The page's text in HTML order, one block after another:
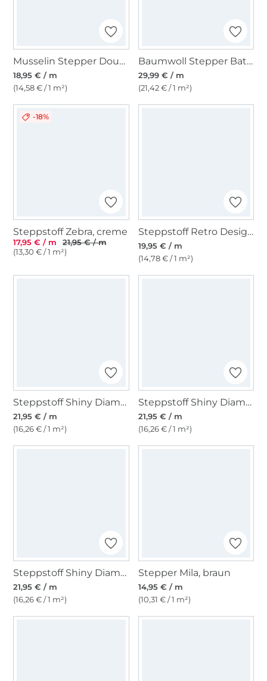
Musselin Stepper Doubleface Wildside Flowers, pink
18,95 € / m
(14,58 € / 1 m²)
Baumwoll Stepper Batik Denim Fibre Mood, blau
29,99 € / m
(21,42 € / 1 m²)
-18%
Steppstoff Zebra, creme
17,95 € / m
21,95 € / m
(13,30 € / 1 m²)
Steppstoff Retro Design, vanille
19,95 € / m
(14,78 € / 1 m²)
Steppstoff Shiny Diamonds, kupfer
21,95 € / m
(16,26 € / 1 m²)
Steppstoff Shiny Diamonds, schwarz
21,95 € / m
(16,26 € / 1 m²)
Steppstoff Shiny Diamonds, silber
21,95 € / m
(16,26 € / 1 m²)
Stepper Mila, braun
14,95 € / m
(10,31 € / 1 m²)